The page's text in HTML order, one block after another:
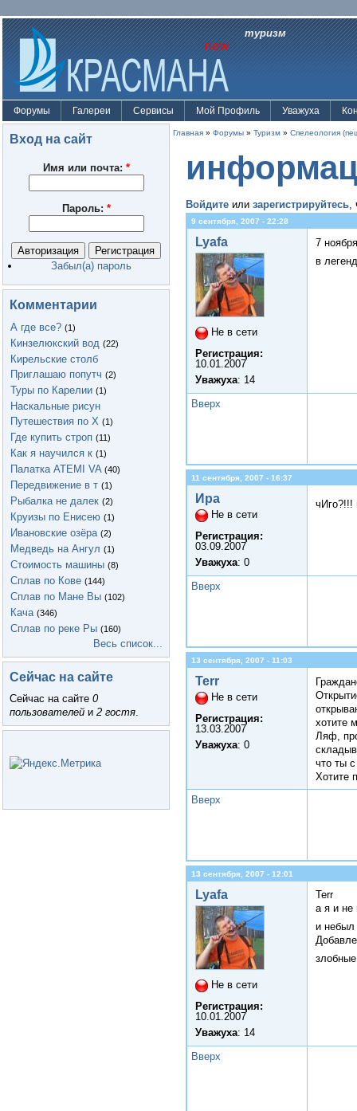
туризм
Форумы Галереи Сервисы Мой Профиль Уважуха
Вход на сайт
Имя или почта: *
Пароль: *
Забыл(а) пароль
Комментарии
А где все? (1)
Кинзелюкский вод (22)
Кирельские столб
Приглашаю попутч (2)
Туры по Карелии (1)
Наскальные рисун
Путешествия по Х (1)
Где купить строп (11)
Как я научился к (1)
Палатка ATEMI VA (40)
Передвижение в т (1)
Рыбалка не далек (2)
Круизы по Енисею (1)
Ивановские озёра (2)
Медведь на Ангул (1)
Стоимость машины (8)
Сплав по Кове (144)
Сплав по Мане Вы (102)
Кача (346)
Сплав по реке Ры (160)
Весь список...
Сейчас на сайте
Сейчас на сайте 0
пользователей и 2 гостя.
Главная » Форумы » Туризм » Спелеология
Войдите или зарегистрируйтесь,
9 сентября, 2007 - 22:28
Lyafa
Не в сети
Регистрация:
10.01.2007
Уважуха: 14
7
в
Вверх
11 сентября, 2007 - 16:37
Ира
Не в сети
Регистрация:
03.09.2007
Уважуха: 0
Вверх
13 сентября, 2007 - 11:03
Terr
Не в сети
Регистрация:
13.03.2007
Уважуха: 0
хотите
Ляф,
что ты
Хотите
Вверх
13 сентября, 2007 - 12:01
Lyafa
Не в сети
Регистрация:
10.01.2007
Уважуха: 14
Terr
а я и не
и небыл
Вверх